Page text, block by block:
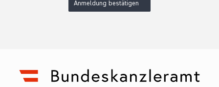
Anmeldung bestätigen